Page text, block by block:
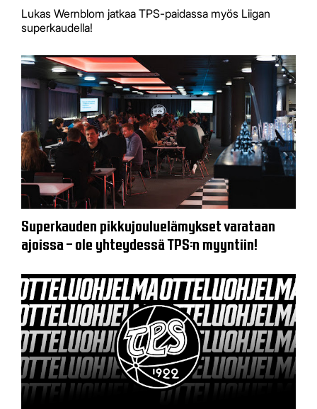
Lukas Wernblom jatkaa TPS-paidassa myös Liigan
superkaudella!
Superkauden pikkujouluelämykset varataan
ajoissa – ole yhteydessä TPS:n myyntiin!